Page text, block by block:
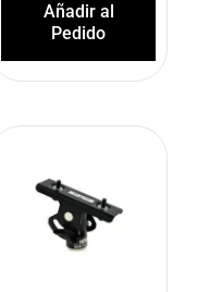
Añadir al
Pedido